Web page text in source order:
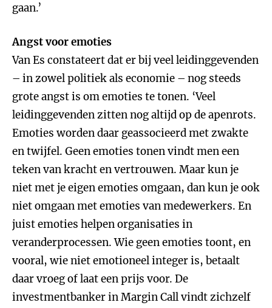
gaan.’
Angst voor emoties
Van Es constateert dat er bij veel leidinggevenden
– in zowel politiek als economie – nog steeds
grote angst is om emoties te tonen. ‘Veel
leidinggevenden zitten nog altijd op de apenrots.
Emoties worden daar geassocieerd met zwakte
en twijfel. Geen emoties tonen vindt men een
teken van kracht en vertrouwen. Maar kun je
niet met je eigen emoties omgaan, dan kun je ook
niet omgaan met emoties van medewerkers. En
juist emoties helpen organisaties in
veranderprocessen. Wie geen emoties toont, en
vooral, wie niet emotioneel integer is, betaalt
daar vroeg of laat een prijs voor. De
investmentbanker in Margin Call vindt zichzelf